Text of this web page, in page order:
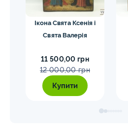
Ікона Свята Ксенія і
Свята Валерія
11 500,00 грн
12 000,00 грн
Купити